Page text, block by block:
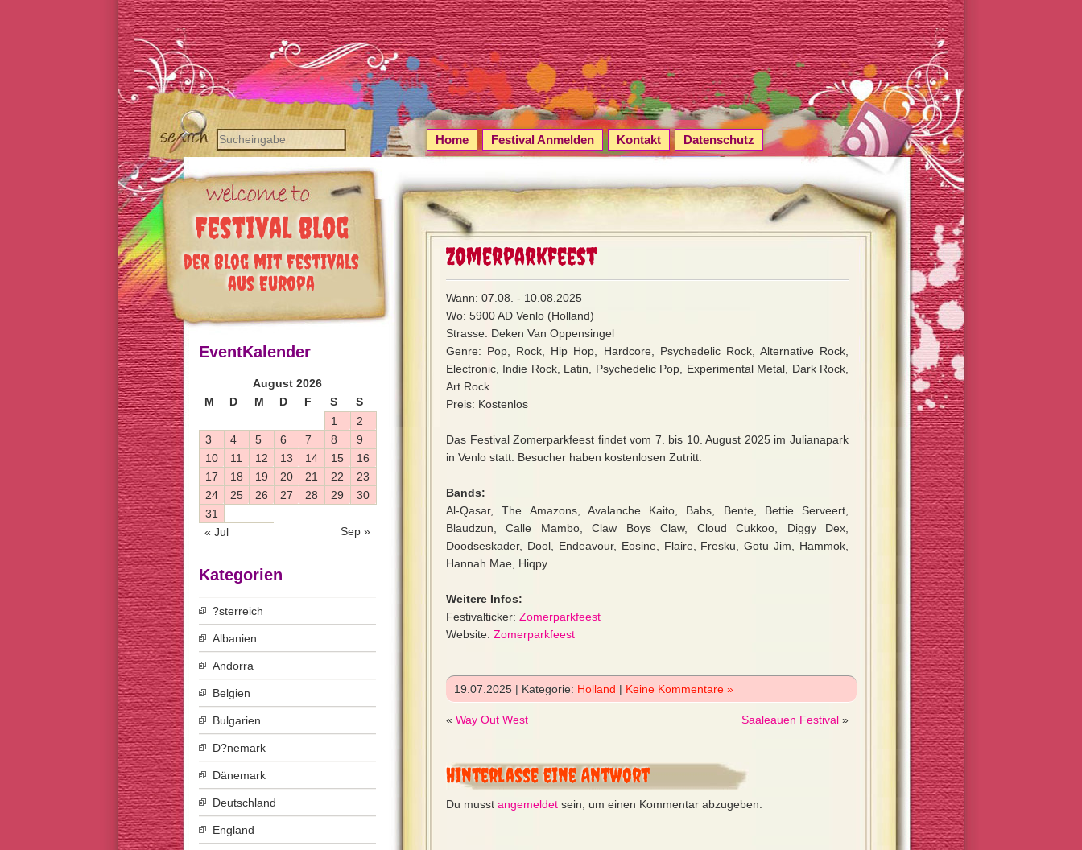
Festival Blog
der Blog mit Festivals
aus Europa
Home Festival Anmelden Kontakt Datenschutz
Zomerparkfeest
Wann: 07.08. - 10.08.2025
Wo: 5900 AD Venlo (Holland)
Strasse: Deken Van Oppensingel
Genre: Pop, Rock, Hip Hop, Hardcore, Psychedelic Rock, Alternative Rock,
Electronic, Indie Rock, Latin, Psychedelic Pop, Experimental Metal, Dark Rock,
Art Rock ...
Preis: Kostenlos
Das Festival Zomerparkfeest findet vom 7. bis 10. August 2025 im Julianapark
in Venlo statt. Besucher haben kostenlosen Zutritt.
Bands:
Al-Qasar, The Amazons, Avalanche Kaito, Babs, Bente, Bettie Serveert,
Blaudzun, Calle Mambo, Claw Boys Claw, Cloud Cukkoo, Diggy Dex,
Doodseskader, Dool, Endeavour, Eosine, Flaire, Fresku, Gotu Jim, Hammok,
Hannah Mae, Hiqpy
Weitere Infos:
Festivalticker: Zomerparkfeest
Website: Zomerparkfeest
19.07.2025 | Kategorie: Holland | Keine Kommentare »
« Way Out West Saaleauen Festival »
Hinterlasse eine Antwort
Du musst angemeldet sein, um einen Kommentar abzugeben.
EventKalender
August 2026
M
D M D F S S
« Jul Sep »
1
2
3
4 5 6 7 8
9
10
11 12 13 14 15
16
17
18 19 20 21 22
23
24
25 26 27 28 29
30
31
Kategorien
?sterreich
Albanien
Andorra
Belgien
Bulgarien
D?nemark
Dänemark
Deutschland
England